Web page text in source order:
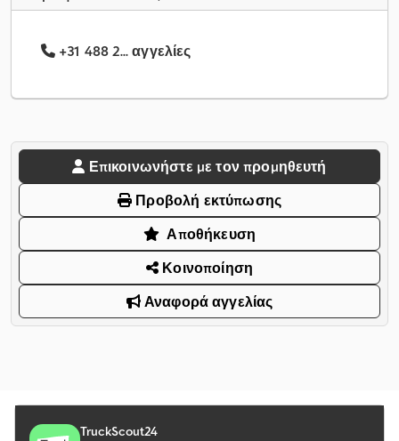
+31 488 2... αγγελίες
Επικοινωνήστε με τον προμηθευτή
Προβολή εκτύπωσης
Αποθήκευση
Κοινοποίηση
Αναφορά αγγελίας
TruckScout24